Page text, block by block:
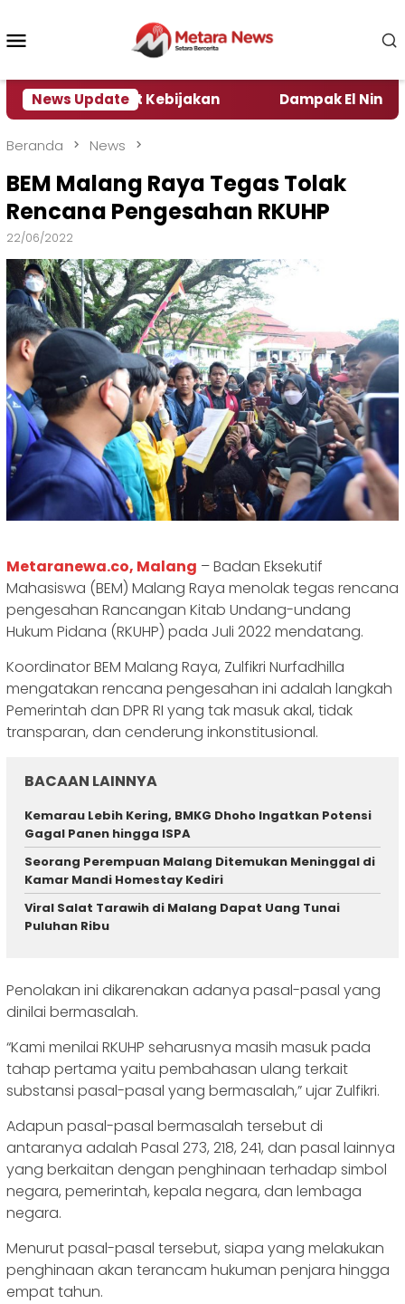
konten
News Update
Pengamat Kebijakan Dampak El Nino,
Beranda News
BEM Malang Raya Tegas Tolak
Rencana Pengesahan RKUHP
22/06/2022
Metaranewa.co, Malang – Badan Eksekutif
Mahasiswa (BEM) Malang Raya menolak tegas rencana
pengesahan Rancangan Kitab Undang-undang
Hukum Pidana (RKUHP) pada Juli 2022 mendatang.
Koordinator BEM Malang Raya, Zulfikri Nurfadhilla
mengatakan rencana pengesahan ini adalah langkah
Pemerintah dan DPR RI yang tak masuk akal, tidak
transparan, dan cenderung inkonstitusional.
BACAAN LAINNYA
Kemarau Lebih Kering, BMKG Dhoho Ingatkan Potensi
Gagal Panen hingga ISPA
Seorang Perempuan Malang Ditemukan Meninggal di
Kamar Mandi Homestay Kediri
Viral Salat Tarawih di Malang Dapat Uang Tunai
Puluhan Ribu
Penolakan ini dikarenakan adanya pasal-pasal yang
dinilai bermasalah.
“Kami menilai RKUHP seharusnya masih masuk pada
tahap pertama yaitu pembahasan ulang terkait
substansi pasal-pasal yang bermasalah,” ujar Zulfikri.
Adapun pasal-pasal bermasalah tersebut di
antaranya adalah Pasal 273, 218, 241, dan pasal lainnya
yang berkaitan dengan penghinaan terhadap simbol
negara, pemerintah, kepala negara, dan lembaga
negara.
Menurut pasal-pasal tersebut, siapa yang melakukan
penghinaan akan terancam hukuman penjara hingga
empat tahun.